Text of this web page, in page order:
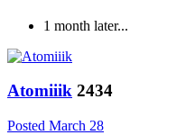
1 month later...
Atomiiik 2434
Posted March 28